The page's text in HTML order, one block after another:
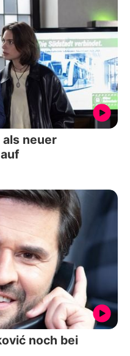
neuer
noch bei